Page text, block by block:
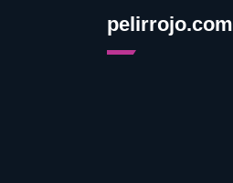
pelirrojo.com